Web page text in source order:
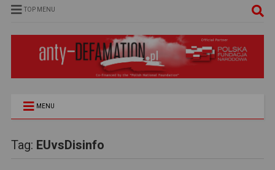
TOP MENU
MENU
Tag: EUvsDisinfo